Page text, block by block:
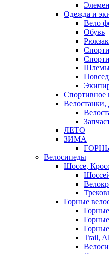
Одежда и
Вело
Обувь
Шлемы
Спортивное
Велостанки,
ЛЕТО
ЗИМА
Велосипеды
Шоссе,
Горные
Trail,